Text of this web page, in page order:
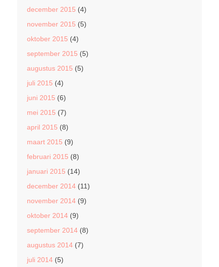
december 2015 (4)
november 2015 (5)
oktober 2015 (4)
september 2015 (5)
augustus 2015 (5)
juli 2015 (4)
juni 2015 (6)
mei 2015 (7)
april 2015 (8)
maart 2015 (9)
februari 2015 (8)
januari 2015 (14)
december 2014(11)
november 2014(9)
oktober 2014(9)
september 2014(8)
augustus 2014(7)
juli 2014(5)